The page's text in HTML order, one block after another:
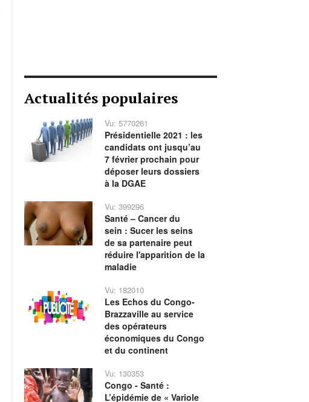
Actualités populaires
Vu: 5770261
Présidentielle 2021 : les
candidats ont jusqu’au
7 février prochain pour
déposer leurs dossiers
à la DGAE
Vu: 399296
Santé – Cancer du
sein : Sucer les seins
de sa partenaire peut
réduire l'apparition de la
maladie
Vu: 182010
Les Echos du Congo-
Brazzaville au service
des opérateurs
économiques du Congo
et du continent
Vu: 130353
Congo - Santé :
L’épidémie de « Variole